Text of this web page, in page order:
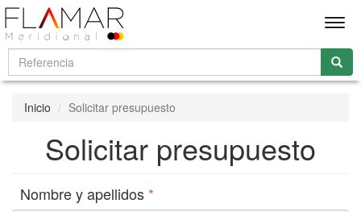
Inicio Solicitar presupuesto
Solicitar presupuesto
Nombre y apellidos *